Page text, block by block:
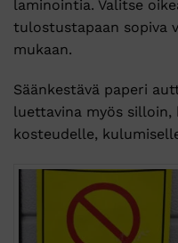
laminointia. Valitse
tulostustapaan sopiva
mukaan.
Säänkestävä paperi
luettavina myös
kosteudelle,